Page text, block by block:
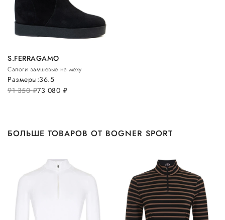
S.FERRAGAMO
Сапоги замшевые на меху
91 350руб.73 080 руб.
Размеры:36.5
БОЛЬШЕ ТОВАРОВ ОТ BOGNER SPORT